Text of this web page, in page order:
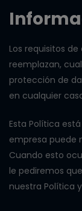
Los requisitos
reemplazan,
protección de
en cualquier
Esta Política
empresa puede
Cuando esto
le pediremos
nuestra Política